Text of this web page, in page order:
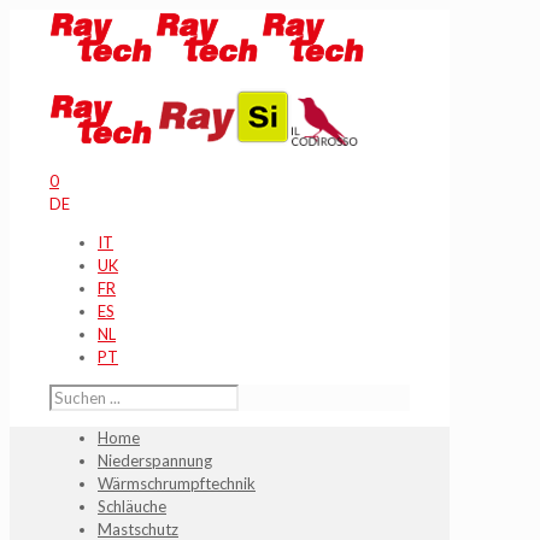
0
DE
IT
UK
FR
ES
NL
PT
Home
Niederspannung
Wärmschrumpftechnik
Schläuche
Mastschutz